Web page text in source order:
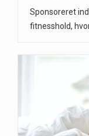
Sponsoreret
fitnesshold,